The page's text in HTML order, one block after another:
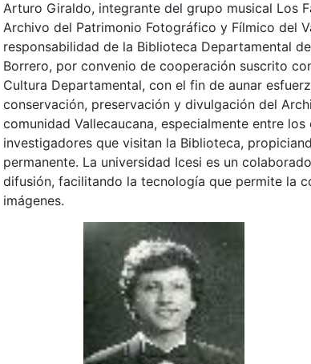
Arturo Giraldo, integrante del grupo musical Los
Archivo del Patrimonio Fotográfico y Fílmico del
responsabilidad de la Biblioteca Departamental
Borrero, por convenio de cooperación suscrito
Cultura Departamental, con el fin de aunar
conservación, preservación y divulgación del
comunidad Vallecaucana, especialmente entre los
investigadores que visitan la Biblioteca,
permanente. La universidad Icesi es un
difusión, facilitando la tecnología que permite la
imágenes.